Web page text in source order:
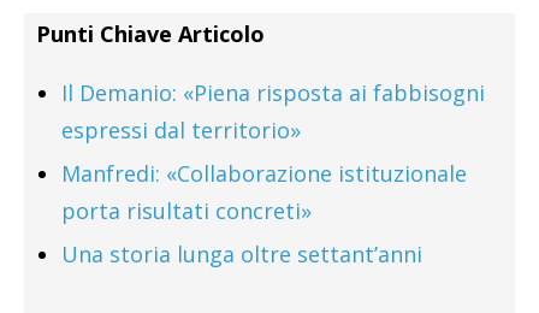
Punti Chiave Articolo
Il Demanio: «Piena risposta ai fabbisogni
espressi dal territorio»
Manfredi: «Collaborazione istituzionale
porta risultati concreti»
Una storia lunga oltre settant’anni